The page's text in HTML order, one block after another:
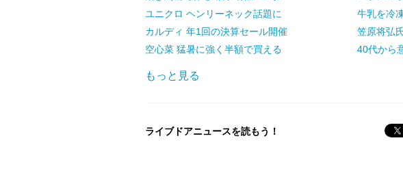
ユニクロ ヘンリーネック話題に
カルディ 年1回の決算セール開催
空心菜 猛暑に強く半額で買える
牛乳を冷
笠原将弘
40代から
もっと見る
ライブドアニュースを読もう！